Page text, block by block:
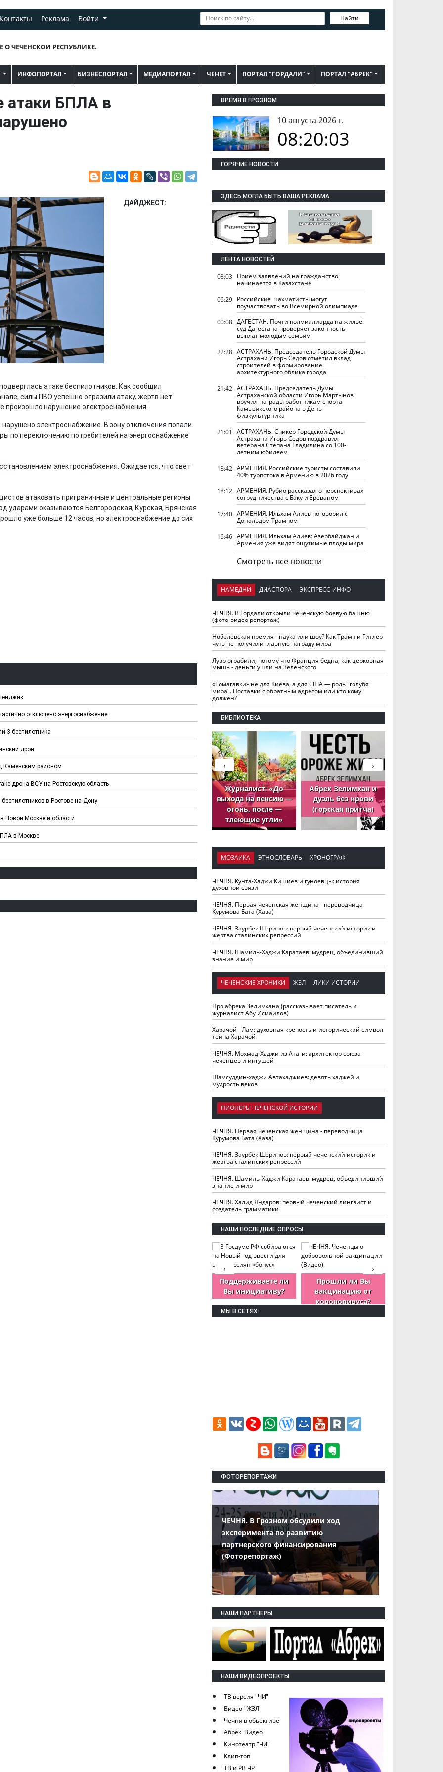
Контакты Реклама Войти Найти
О ЧЕЧЕНСКОЙ РЕСПУБЛИКЕ.
ИНФОПОРТАЛ БИЗНЕСПОРТАЛ МЕДИАПОРТАЛ ЧЕНЕТ ПОРТАЛ "ГОРДАЛИ" ПОРТАЛ "АБРЕК"
атаки БПЛА в
ДАЙДЖЕСТ:
атаке беспилотников. Как сообщил
силы ПВО успешно отразили атаку, жертв нет.
произошло нарушение электроснабжения.
электроснабжение. В зону отключения попали
по переключению потребителей на энергоснабжение
электроснабжения. Ожидается, что свет
атаковать приграничные и центральные регионы
ударами оказываются Белгородская, Курская, Брянская
уже больше 12 часов, но электроснабжение до сих
отключено энергоснабжение
3 беспилотника
дрон
Каменским районом
дрона ВСУ на Ростовскую область
в Ростове-на-Дону
Новой Москве и области
в Москве
ВРЕМЯ В ГРОЗНОМ
10 августа 2026 г.
08:20:04
ГОРЯЧИЕ НОВОСТИ
ЗДЕСЬ МОГЛА БЫТЬ ВАША РЕКЛАМА
ЛЕНТА НОВОСТЕЙ
08:03 Прием заявлений на гражданство
начинается в Казахстане
06:29 Российские шахматисты могут
поучаствовать во Всемирной олимпиаде
00:08 ДАГЕСТАН. Почти полмиллиарда на жильё:
суд Дагестана проверяет законность
выплат молодым семьям
22:28 АСТРАХАНЬ. Председатель Городской Думы
Астрахани Игорь Седов отметил вклад
строителей в формирование
архитектурного облика города
21:42 АСТРАХАНЬ. Председатель Думы
Астраханской области Игорь Мартынов
вручил награды работникам спорта
Камызякского района в День
физкультурника
21:01
АСТРАХАНЬ. Спикер Городской Думы
Астрахани Игорь Седов поздравил
ветерана Степана Гладилина со 100-
летним юбилеем
18:42 АРМЕНИЯ. Российские туристы составили
40% турпотока в Армению в 2026 году
18:12 АРМЕНИЯ. Рубио рассказал о перспективах
сотрудничества с Баку и Ереваном
17:40 АРМЕНИЯ. Ильхам Алиев поговорил с
Дональдом Трампом
16:46 АРМЕНИЯ. Ильхам Алиев: Азербайджан и
Армения уже видят ощутимые плоды мира
Смотреть все новости
НАМЕДНИ ДИАСПОРА ЭКСПРЕСС-ИНФО
ЧЕЧНЯ. В Гордали открыли чеченскую боевую башню
(фото-видео репортаж)
Нобелевская премия - наука или шоу? Как Трамп и Гитлер
чуть не получили главную награду мира
Лувр ограбили, потому что Франция бедна, как церковная
мышь - деньги ушли на Зеленского
«Томагавки» не для Киева, а для США — роль "голубя
мира". Поставки с обратным адресом или кто кому
должен?
БИБЛИОТЕКА
ЧЕЧНЯ. Обарг Варин
илли
ЧЕЧНЯ. Хьаьжин
Журналист: «До
выхода на пенсию —
огонь, после —
тлеющие угли»
Абрек Зелимхан и
дуэль без крови
(горская притча)
›
‹
МОЗАИКА ЭТНОСЛОВАРЬ ХРОНОГРАФ
ЧЕЧНЯ. Кунта-Хаджи Кишиев и гуноевцы: история
духовной связи
ЧЕЧНЯ. Первая чеченская женщина - переводчица
Курумова Бата (Хава)
ЧЕЧНЯ. Заурбек Шерипов: первый чеченский историк и
жертва сталинских репрессий
ЧЕЧНЯ. Шамиль-Хаджи Каратаев: мудрец, объединивший
знание и мир
ЧЕЧЕНСКИЕ ХРОНИКИ ЖЗЛ ЛИКИ ИСТОРИИ
Про абрека Зелимхана (рассказывает писатель и
журналист Абу Исмаилов)
Харачой - Лам: духовная крепость и исторический символ
тейпа Харачой
ЧЕЧНЯ. Мохмад-Хаджи из Атаги: архитектор союза
чеченцев и ингушей
Шамсуддин-хаджи Автахаджиев: девять хаджей и
мудрость веков
ПИОНЕРЫ ЧЕЧЕНСКОЙ ИСТОРИИ
ЧЕЧНЯ. Первая чеченская женщина - переводчица
Курумова Бата (Хава)
ЧЕЧНЯ. Заурбек Шерипов: первый чеченский историк и
жертва сталинских репрессий
ЧЕЧНЯ. Шамиль-Хаджи Каратаев: мудрец, объединивший
знание и мир
ЧЕЧНЯ. Халид Яндаров: первый чеченский лингвист и
создатель грамматики
НАШИ ПОСЛЕДНИЕ ОПРОСЫ
Поддерживаете ли
Вы инициативу?
Прошли ли Вы
вакцинацию от
короновируса?
›
‹
МЫ В СЕТЯХ:
ФОТОРЕПОРТАЖИ
ЧЕЧНЯ. В Грозном обсудили ход
эксперимента по развитию
партнерского финансирования
(Фоторепортаж)
НАШИ ПАРТНЕРЫ
НАШИ ВИДЕОПРОЕКТЫ
ТВ версия "ЧИ"
Видео-"ЖЗЛ"
Чечня в обьективе
Абрек. Видео
Кинотеатр "ЧИ"
Клип-топ
ТВ и РВ ЧР